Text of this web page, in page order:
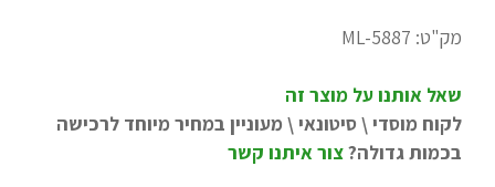
מק"ט: ML-5887
שאל אותנו על מוצר זה
לקוח מוסדי \ סיטונאי \ מעוניין במחיר מיוחד לרכישה
בכמות גדולה?צור איתנו קשר